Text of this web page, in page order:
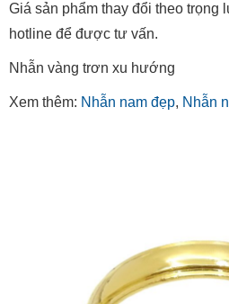
Giá sản phẩm thay đổi theo trọng
hotline để được tư vấn.
Nhẫn vàng trơn xu hướng
Xem thêm: Nhẫn nam đẹp, Nhẫn